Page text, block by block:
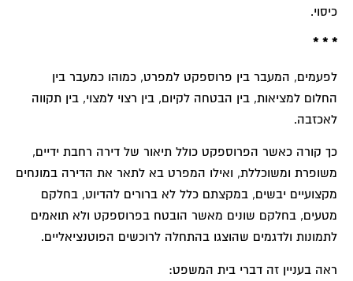
כיסוי.
* * *
לפעמים, המעבר בין פרוספקט למפרט, כמוהו כמעבר בין
החלום למציאות, בין הבטחה לקיום, בין רצוי למצוי, בין תקווה
לאכזבה.
כך קורה כאשר הפרוספקט כולל תיאור של דירה רחבת ידיים,
משופרת ומשוכללת, ואילו המפרט בא לתאר את הדירה במונחים
מקצועיים יבשים, במקצתם כלל לא ברורים להדיוט, בחלקם
מטעים, בחלקם שונים מאשר הובטח בפרוספקט ולא תואמים
לתמונות ולדגמים שהוצגו בהתחלה לרוכשים הפוטנציאליים.
ראה בעניין זה דברי בית המשפט: